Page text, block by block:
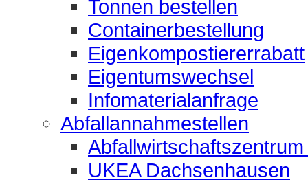
Tonnen bestellen
Containerbestellung
Eigenkompostiererrabatt
Eigentumswechsel
Infomaterialanfrage
Abfallannahmestellen
UKEA Dachsenhausen